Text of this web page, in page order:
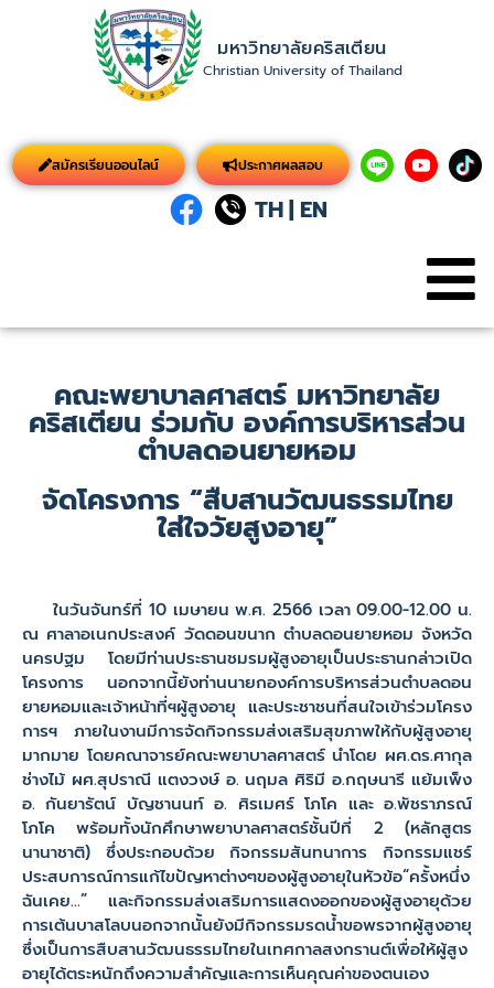
มหาวิทยาลัยคริสเตียน
Christian University of Thailand
สมัครเรียนออนไลน์ ประกาศผลสอบ
TH| EN
คณะพยาบาลศาสตร์ มหาวิทยาลัย
คริสเตียน ร่วมกับ องค์การบริหารส่วน
ตำบลดอนยายหอม
จัดโครงการ “สืบสานวัฒนธรรมไทย
ใส่ใจวัยสูงอายุ”
ในวันจันทร์ที่ 10 เมษายน พ.ศ. 2566 เวลา 09.00-12.00 น.
ณ ศาลาอเนกประสงค์ วัดดอนขนาก ตำบลดอนยายหอม จังหวัด
นครปฐม โดยมีท่านประธานชมรมผู้สูงอายุเป็นประธานกล่าวเปิด
โครงการ นอกจากนี้ยังท่านนายกองค์การบริหารส่วนตำบลดอน
ยายหอมและเจ้าหน้าที่ฯผู้สูงอายุ และประชาชนที่สนใจเข้าร่วมโครง
การฯ ภายในงานมีการจัดกิจกรรมส่งเสริมสุขภาพให้กับผู้สูงอายุ
มากมาย โดยคณาจารย์คณะพยาบาลศาสตร์ นำโดย ผศ.ดร.ศากุล
ช่างไม้ ผศ.สุปราณี แตงวงษ์ อ. นฤมล ศิริมี อ.กฤษนารี แย้มเพ็ง
อ. กันยารัตน์ บัญชานนท์ อ. ศิรเมศร์ โภโค และ อ.พัชราภรณ์
โภโค พร้อมทั้งนักศึกษาพยาบาลศาสตร์ชั้นปีที่ 2 (หลักสูตร
นานาชาติ) ซึ่งประกอบด้วย กิจกรรมสันทนาการ กิจกรรมแชร์
ประสบการณ์การแก้ไขปัญหาต่างๆของผู้สูงอายุในหัวข้อ“ครั้งหนึ่ง
ฉันเคย…” และกิจกรรมส่งเสริมการแสดงออกของผู้สูงอายุด้วย
การเต้นบาสโลบนอกจากนั้นยังมีกิจกรรมรดน้ำขอพรจากผู้สูงอายุ
ซึ่งเป็นการสืบสานวัฒนธรรมไทยในเทศกาลสงกรานต์เพื่อให้ผู้สูง
อายุได้ตระหนักถึงความสำคัญและการเห็นคุณค่าของตนเอง